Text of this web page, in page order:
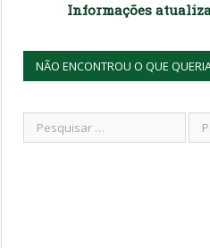
Informações
NÃO ENCONTROU O QUE